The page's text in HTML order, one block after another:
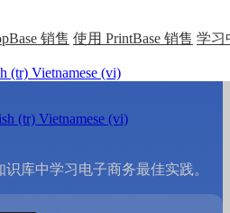
销售 使用 PrintBase 销售 学习
(tr) Vietnamese (vi)
(tr) Vietnamese (vi)
库中学习电子商务最佳实践。